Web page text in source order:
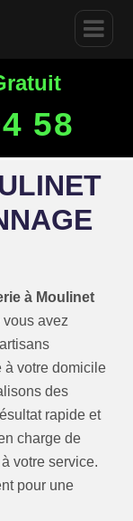
58
à Moulinet
avez
à votre domicile
des
rapide et
charge de
votre service.
pour une